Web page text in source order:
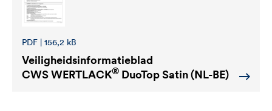
PDF | 156,2 kB
Veiligheidsinformatieblad
CWS WERTLACK® DuoTop Satin (NL-BE)